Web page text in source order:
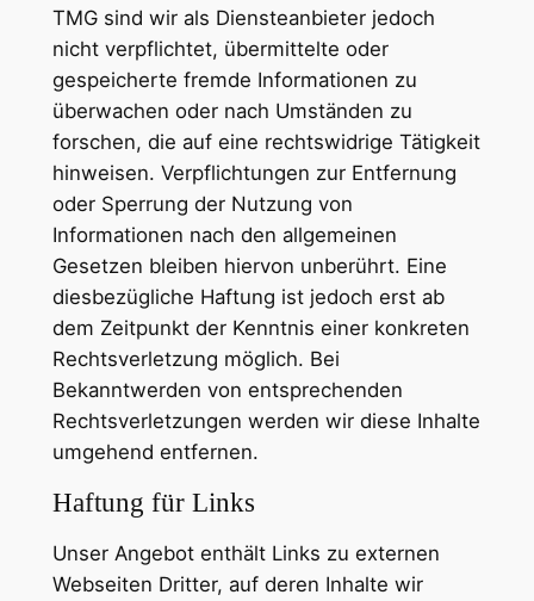
TMG sind wir als Diensteanbieter jedoch
nicht verpflichtet, übermittelte oder
gespeicherte fremde Informationen zu
überwachen oder nach Umständen zu
forschen, die auf eine rechtswidrige Tätigkeit
hinweisen. Verpflichtungen zur Entfernung
oder Sperrung der Nutzung von
Informationen nach den allgemeinen
Gesetzen bleiben hiervon unberührt. Eine
diesbezügliche Haftung ist jedoch erst ab
dem Zeitpunkt der Kenntnis einer konkreten
Rechtsverletzung möglich. Bei
Bekanntwerden von entsprechenden
Rechtsverletzungen werden wir diese Inhalte
umgehend entfernen.
Haftung für Links
Unser Angebot enthält Links zu externen
Webseiten Dritter, auf deren Inhalte wir